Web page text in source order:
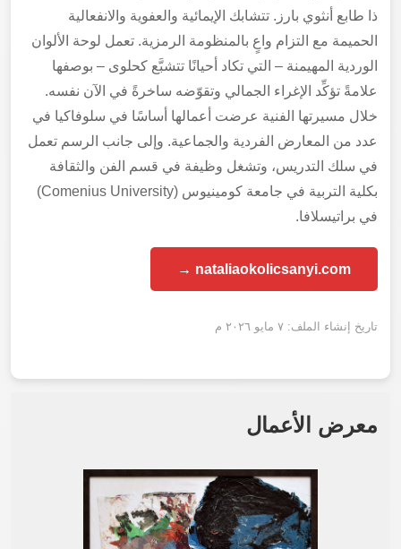
ذا طابع أنثوي بارز. تتشابك الإيمائية والعفوية والانفعالية
الحميمة مع التزام واعٍ بالمنظومة الرمزية. تعمل لوحة الألوان
الوردية المهيمنة – التي تكاد أحيانًا تتشبَّع كحلوى – بوصفها
علامةً تؤكِّد الإغراء الجمالي وتقوّضه ساخرةً في الآن نفسه.
خلال مسيرتها الفنية عرضت أعمالها أساسًا في سلوفاكيا في
عدد من المعارض الفردية والجماعية. وإلى جانب الرسم تعمل
في سلك التدريس، وتشغل وظيفة في قسم الفن والثقافة
بكلية التربية في جامعة كومينيوس (Comenius University)
في براتيسلافا.
nataliaokolicsanyi.com →
تاريخ إنشاء الملف: ٧ مايو ٢٠٢٦ م
معرض الأعمال